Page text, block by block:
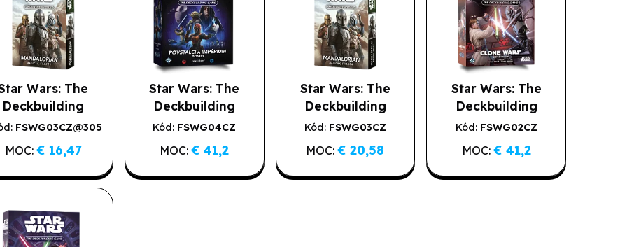
Wars: The
Deckbuilding
Game -
frakce (2.
jakost)
jakost
FSWG03CZ@305
MOC: € 16,47
Star Wars: The
Deckbuilding
Game -
Impérium -
Posily
Novinka Prémium
Kód: FSWG04CZ
MOC:€ 41,2
Star Wars: The
Deckbuilding
Game -
balíček frakce
Kód: FSWG03CZ
MOC:€ 20,58
Star Wars: The
Deckbuilding
Game - Clone
Kód: FSWG02CZ
MOC: € 41,2